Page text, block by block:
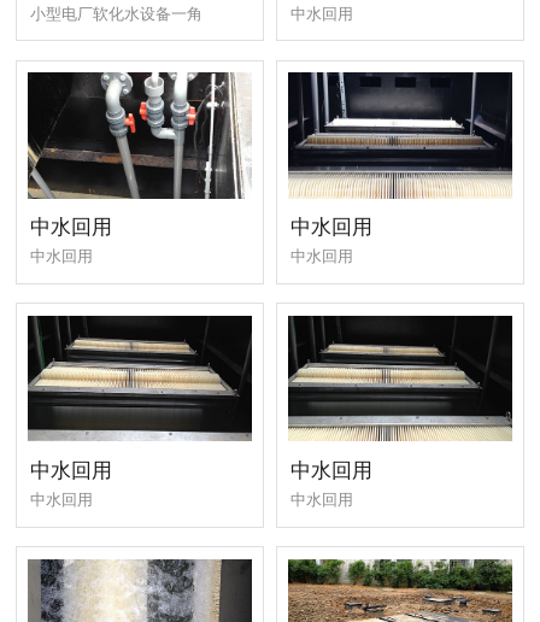
小型电厂软化水设备一角 中水回用
中水回用
中水回用
中水回用
中水回用
中水回用
中水回用
中水回用
中水回用